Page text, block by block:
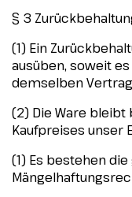
§ 3
(1) Ein
ausüben, soweit
demselben
(2) Die Ware bleibt
Kaufpreises unser
(1) Es bestehen